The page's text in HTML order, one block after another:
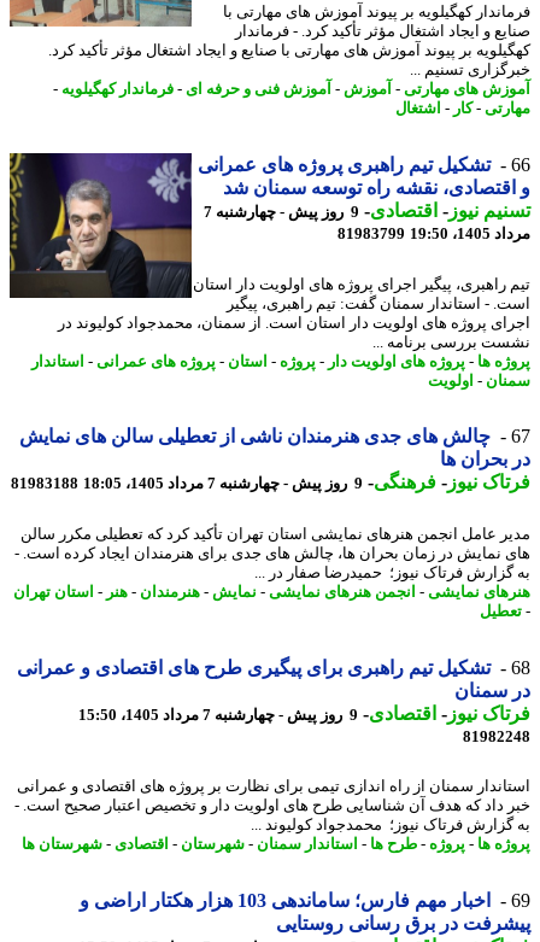
کهگیلویه بر پیوند آموزش های مهارتی با
و ایجاد اشتغال مؤثر تأکید کرد. - فرماندار
بر پیوند آموزش های مهارتی با صنایع و ایجاد اشتغال مؤثر تأکید کرد.
تسنیم ...
های مهارتی-آموزش-آموزش فنی و حرفه ای- فرماندار کهگیلویه-
-کار -اشتغال
تشکیل تیم راهبری پروژه های عمرانی
نقشه راه توسعه سمنان شد
نیوز-اقتصادی-
9 روز پیش - چهارشنبه 7
19:50
81983799
راهبری، پیگیر اجرای پروژه های اولویت دار استان
- استاندار سمنان گفت: تیم راهبری، پیگیر
پروژه های اولویت دار استان است. از سمنان، محمدجواد کولیوند در
بررسی برنامه ...
ها - پروژه های اولویت دار-پروژه-استان-پروژه های عمرانی- استاندار
-اولویت
چالش های جدی هنرمندان ناشی از تعطیلی سالن های نمایش
ها
نیوز-فرهنگی-9 روز پیش - چهارشنبه 7 مرداد 1405، 18:05 81983188
عامل انجمن هنرهای نمایشی استان تهران تأکید کرد که تعطیلی مکرر سالن
نمایش در زمان بحران ها، چالش های جدی برای هنرمندان ایجاد کرده است. -
فرتاک نیوز؛ حمیدرضا صفار در ...
نمایشی-انجمن هنرهای نمایشی-نمایش-هنرمندان- هنر-استان تهران
تشکیل تیم راهبری برای پیگیری طرح های اقتصادی و عمرانی
سمنان
نیوز-اقتصادی-9 روز پیش - چهارشنبه 7 مرداد 1405، 15:50
سمنان از راه اندازی تیمی برای نظارت بر پروژه های اقتصادی و عمرانی
داد که هدف آن شناسایی طرح های اولویت دار و تخصیص اعتبار صحیح است. -
فرتاک نیوز؛ محمدجواد کولیوند ...
ها - پروژه-طرح ها - استاندار سمنان-شهرستان-اقتصادی-شهرستان ها
اخبار مهم فارس؛ ساماندهی 103 هزار هکتار اراضی و
در برق رسانی روستایی